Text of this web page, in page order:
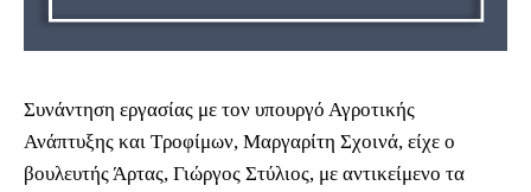
Συνάντηση εργασίας με τον υπουργό Αγροτικής
Ανάπτυξης και Τροφίμων, Μαργαρίτη Σχοινά, είχε ο
βουλευτής Άρτας, Γιώργος Στύλιος, με αντικείμενο τα